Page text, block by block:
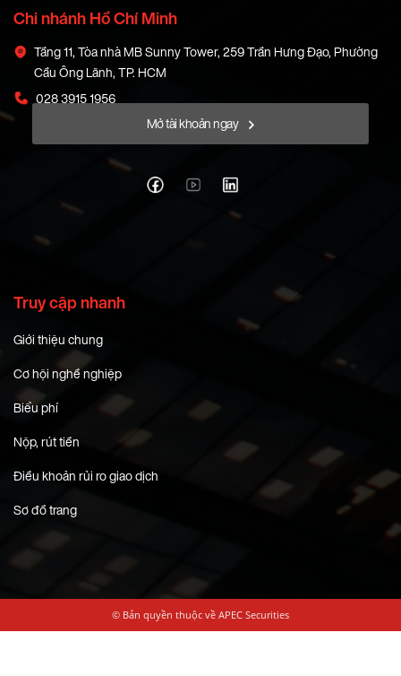
Mở tài khoản ngay
Chi nhánh Hồ Chí Minh
Tầng 11, Tòa nhà MB Sunny Tower, 259 Trần Hưng Đạo, Phường
Cầu Ông Lãnh, TP. HCM
028 3915 1956
Truy cập nhanh
Giới thiệu chung
Cơ hội nghề nghiệp
Biểu phí
Nộp, rút tiền
Điều khoản rủi ro giao dịch
Sơ đồ trang
© Bản quyền thuộc về APEC Securities